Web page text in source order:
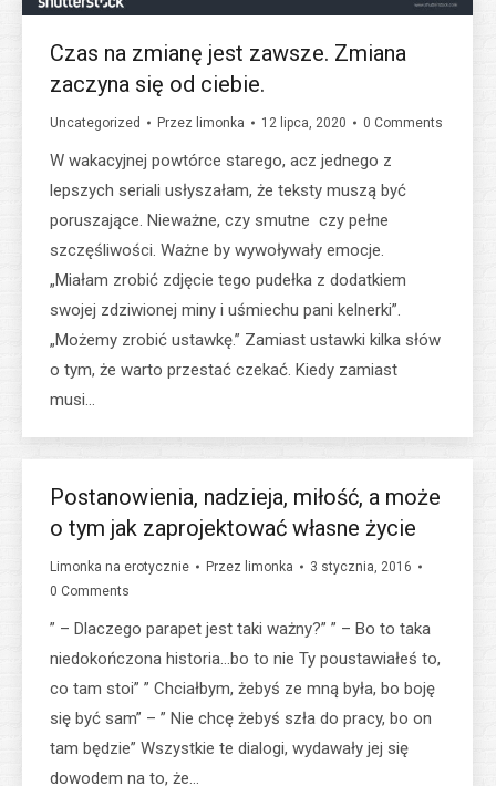
Czas na zmianę jest zawsze. Zmiana
zaczyna się od ciebie.
Uncategorized Przez limonka 12 lipca, 2020 0 Comments
W wakacyjnej powtórce starego, acz jednego z
lepszych seriali usłyszałam, że teksty muszą być
poruszające. Nieważne, czy smutne czy pełne
szczęśliwości. Ważne by wywoływały emocje.
„Miałam zrobić zdjęcie tego pudełka z dodatkiem
swojej zdziwionej miny i uśmiechu pani kelnerki”.
„Możemy zrobić ustawkę.” Zamiast ustawki kilka słów
o tym, że warto przestać czekać. Kiedy zamiast
musi…
Postanowienia, nadzieja, miłość, a może
o tym jak zaprojektować własne życie
Limonka na erotycznie Przez limonka
3 stycznia, 2016
0 Comments
” – Dlaczego parapet jest taki ważny?” ” – Bo to taka
niedokończona historia…bo to nie Ty poustawiałeś to,
co tam stoi” ” Chciałbym, żebyś ze mną była, bo boję
się być sam” – ” Nie chcę żebyś szła do pracy, bo on
tam będzie” Wszystkie te dialogi, wydawały jej się
dowodem na to, że…